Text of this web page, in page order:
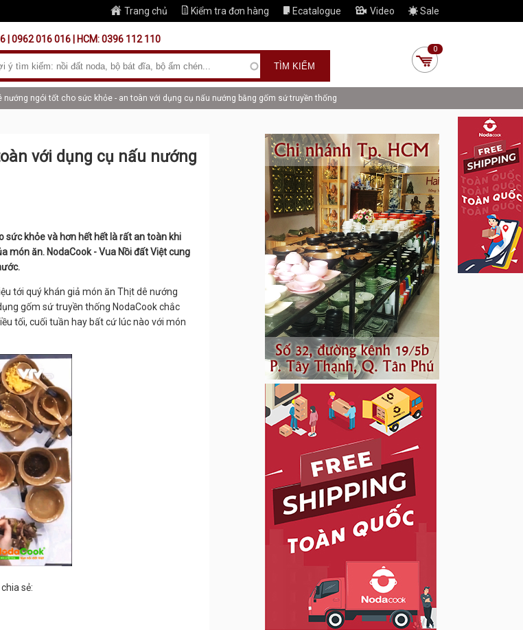
Trang chủ Kiểm tra đơn hàng Ecatalogue Video Sale
| 0962 016 016 | HCM: 0396 112 110
0
nướng ngói tốt cho sức khỏe - an toàn với dụng cụ nấu nướng bằng gốm sứ truyền thống
với dụng cụ nấu nướng
sức khỏe và hơn hết hết là rất an toàn khi
món ăn. NodaCook - Vua Nồi đất Việt cung
tới quý khán giả món ăn Thịt dê nướng
gốm sứ truyền thống NodaCook chắc
tối, cuối tuần hay bất cứ lúc nào với món
sẻ: